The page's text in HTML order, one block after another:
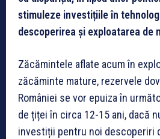
stimuleze investițiile în
descoperirea și exploatarea de
Zăcămintele aflate acum în
zăcăminte mature, rezervele
României se vor epuiza în
de țiței în circa 12-15 ani, dacă
investiții pentru noi descoperiri